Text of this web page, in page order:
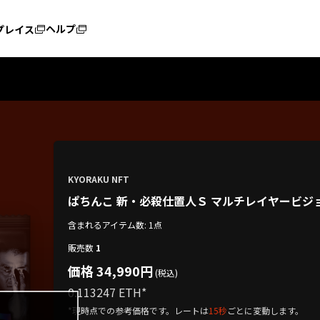
レイス ヘルプ
KYORAKU NFT
ぱちんこ 新・必殺仕置人Ｓ マルチレイヤービジ
含まれるアイテム数: 1点
販売数 1
価格 34,990円(税込)
0.113247 ETH*
*現時点での参考価格です。レートは15秒ごとに変動します。